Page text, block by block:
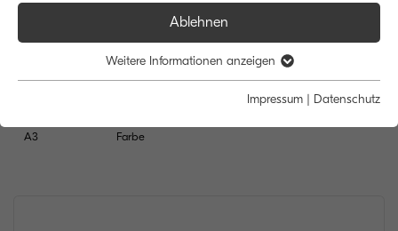
A3 Farbe
Ablehnen
Weitere Informationen anzeigen
Impressum | Datenschutz